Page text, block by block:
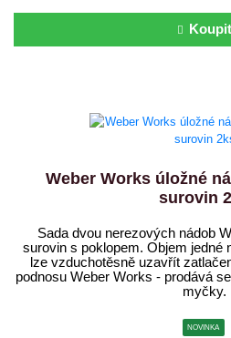
Koupit
Weber Works úložné
surovin
Sada dvou nerezových nádob
surovin s poklopem. Objem jedné
lze vzduchotěsně uzavřít
podnosu Weber Works - prodává
myčky.
NOVINKA